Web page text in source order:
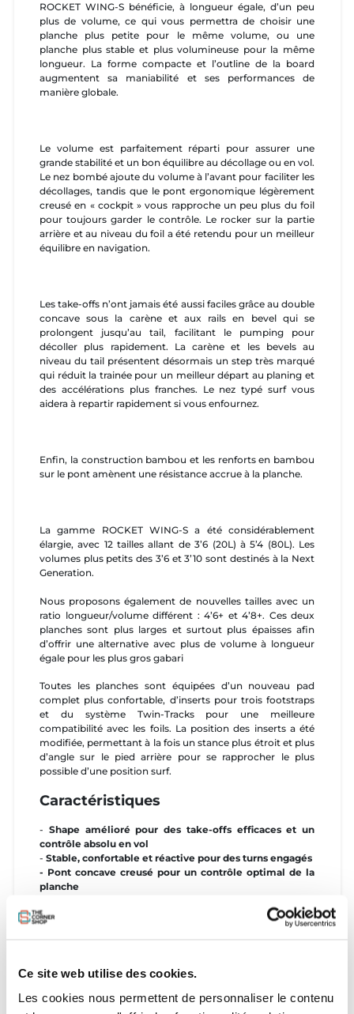
Ce site web utilise des cookies.
Les cookies nous permettent de personnaliser le contenu
ROCKET WING-S bénéficie, à longueur égale, d’un peu
plus de volume, ce qui vous permettra de choisir une
planche plus petite pour le même volume, ou une
planche plus stable et plus volumineuse pour la même
longueur. La forme compacte et l’outline de la board
augmentent sa maniabilité et ses performances de
manière globale.
Le volume est parfaitement réparti pour assurer une
grande stabilité et un bon équilibre au décollage ou en vol.
Le nez bombé ajoute du volume à l’avant pour faciliter les
décollages, tandis que le pont ergonomique légèrement
creusé en « cockpit » vous rapproche un peu plus du foil
pour toujours garder le contrôle. Le rocker sur la partie
arrière et au niveau du foil a été retendu pour un meilleur
équilibre en navigation.
Les take-offs n’ont jamais été aussi faciles grâce au double
concave sous la carène et aux rails en bevel qui se
prolongent jusqu’au tail, facilitant le pumping pour
décoller plus rapidement. La carène et les bevels au
niveau du tail présentent désormais un step très marqué
qui réduit la trainée pour un meilleur départ au planing et
des accélérations plus franches. Le nez typé surf vous
aidera à repartir rapidement si vous enfournez.
Enfin, la construction bambou et les renforts en bambou
sur le pont amènent une résistance accrue à la planche.
La gamme ROCKET WING-S a été considérablement
élargie, avec 12 tailles allant de 3’6 (20L) à 5’4 (80L). Les
volumes plus petits des 3’6 et 3’10 sont destinés à la Next
Generation.
Nous proposons également de nouvelles tailles avec un
ratio longueur/volume différent : 4’6+ et 4’8+. Ces deux
planches sont plus larges et surtout plus épaisses afin
d’offrir une alternative avec plus de volume à longueur
égale pour les plus gros gabari
Toutes les planches sont équipées d’un nouveau pad
complet plus confortable, d’inserts pour trois footstraps
et du système Twin-Tracks pour une meilleure
compatibilité avec les foils. La position des inserts a été
modifiée, permettant à la fois un stance plus étroit et plus
d’angle sur le pied arrière pour se rapprocher le plus
possible d’une position surf.
Caractéristiques
- Shape amélioré pour des take-offs efficaces et un
contrôle absolu en vol
- Stable, confortable et réactive pour des turns engagés
- Pont concave creusé pour un contrôle optimal de la
planche
- Outline typé surf pour une maniabilité maximale
: Les fibres de bambou
entre les couches de fibres de verre pour constituer une
entière (pont et carène).